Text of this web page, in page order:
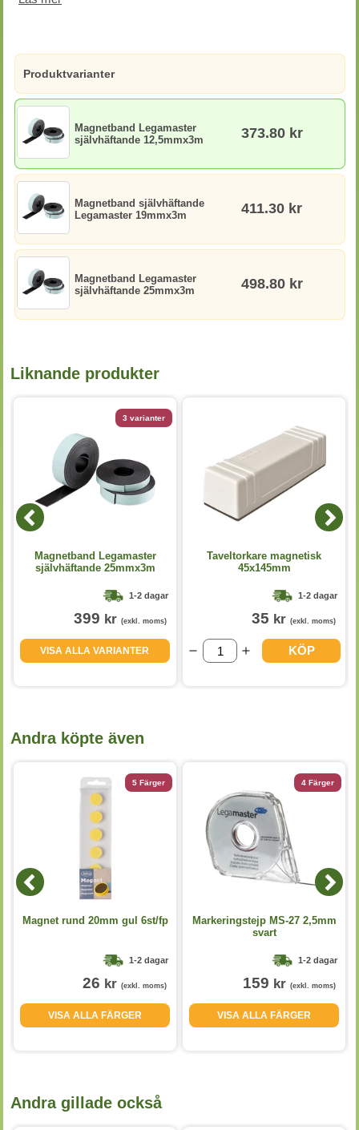
Magnetstyrka: 70g/cm²
Produktvarianter
Magnetband Legamaster
självhäftande 12,5mmx3m
373.80 kr
Magnetband självhäftande
Legamaster 19mmx3m
411.30 kr
Magnetband Legamaster
självhäftande 25mmx3m
498.80 kr
Liknande produkter
3 varianter
Magnetband Legamaster
självhäftande 25mmx3m
1-2 dagar
399 kr (exkl. moms)
VISA ALLA VARIANTER
Taveltorkare magnetisk
45x145mm
1-2 dagar
35 kr (exkl. moms)
KÖP
Andra köpte även
5 Färger
Magnet rund 20mm gul 6st/fp
1-2 dagar
26 kr (exkl. moms)
VISA ALLA FÄRGER
4 Färger
Markeringstejp MS-27 2,5mm
svart
1-2 dagar
159 kr (exkl. moms)
VISA ALLA FÄRGER
Andra gillade också